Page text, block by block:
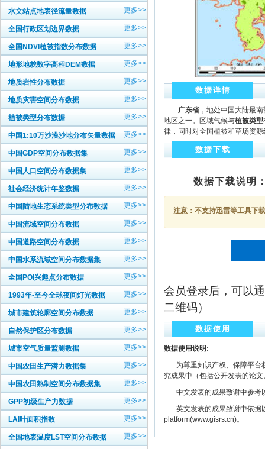
水文站点地表径流量数据 更多>>
全国行政区划边界数据 更多>>
全国NDVI植被指数分布数据 更多>>
地形地貌数字高程DEM数据 更多>>
地质岩性分布数据 更多>>
地质灾害空间分布数据 更多>>
植被类型分布数据 更多>>
中国1:10万沙漠沙地分布矢量数据 更多>>
中国GDP空间分布数据集 更多>>
中国人口空间分布数据集 更多>>
社会经济统计年鉴数据 更多>>
中国陆地生态系统类型分布数据 更多>>
中国流域空间分布数据 更多>>
中国道路空间分布数据 更多>>
中国水系流域空间分布数据集 更多>>
全国POI兴趣点分布数据 更多>>
1993年-至今全球夜间灯光数据 更多>>
城市建筑轮廓空间分布数据 更多>>
自然保护区分布数据 更多>>
城市空气质量监测数据 更多>>
中国农田生产潜力数据集 更多>>
中国农田熟制空间分布数据集 更多>>
GPP初级生产力数据 更多>>
LAI叶面积指数 更多>>
全国地表温度LST空间分布数据 更多>>
数据详情
广东省，地处中国大陆最
地区之一。区域气候与植被类型
律，同时对全国植被和草场资
数据下载
数据下载说明
注意：不支持迅雷等工具下
会员登录后，可以
二维码）
数据使用
数据使用说明:
为尊重知识产权、保障平台
究成果中（包括公开发表的论
中文发表的成果致谢中参考
英文发表的成果致谢中依据
platform(www.gisrs.cn)。